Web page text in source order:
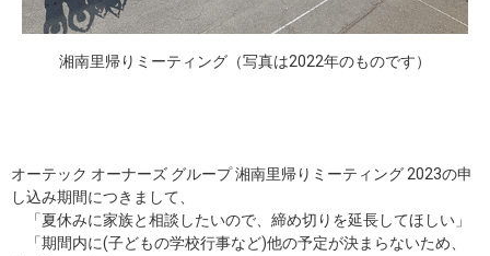
湘南里帰りミーティング（写真は2022年のものです）
オーテック オーナーズ グループ 湘南里帰りミーティング 2023の申
し込み期間につきまして、
「夏休みに家族と相談したいので、締め切りを延長してほしい」
「期間内に(子どもの学校行事など)他の予定が決まらないため、